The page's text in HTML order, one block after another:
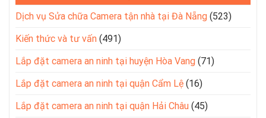
Dịch vụ Sửa chữa Camera tận nhà tại Đà Nẵng (523)
Kiến thức và tư vấn (491)
Lắp đặt camera an ninh tại huyện Hòa Vang (71)
Lắp đặt camera an ninh tại quận Cẩm Lệ (16)
Lắp đặt camera an ninh tại quận Hải Châu (45)